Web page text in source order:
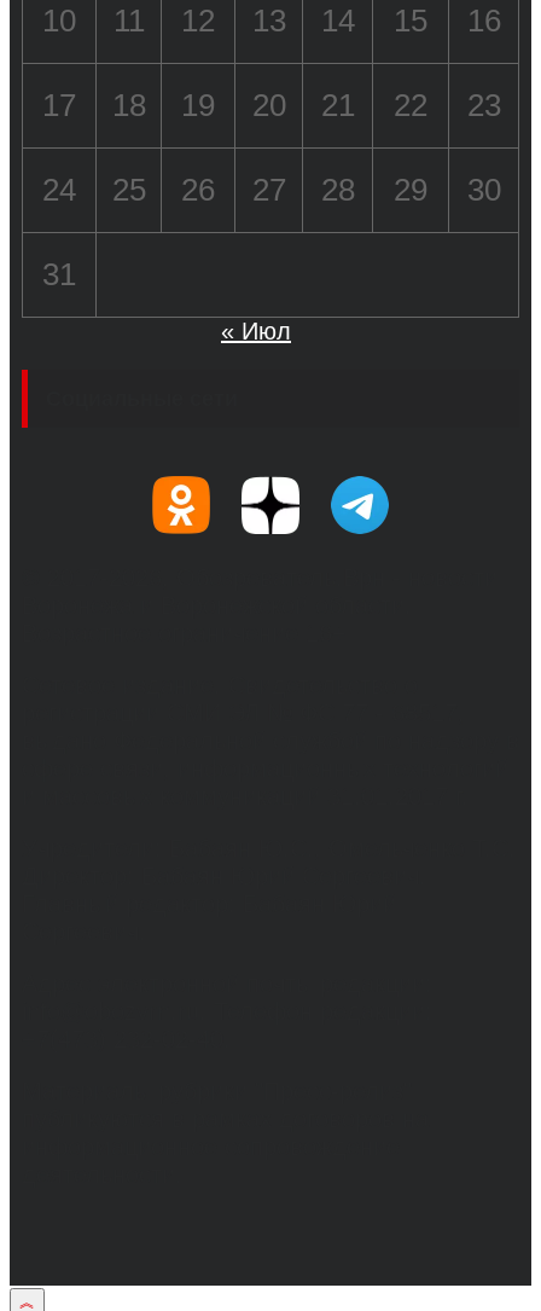
10 11 12 13 14 15 16
17 18 19 20 21 22 23
24 25 26 27 28 29 30
31
« Июл